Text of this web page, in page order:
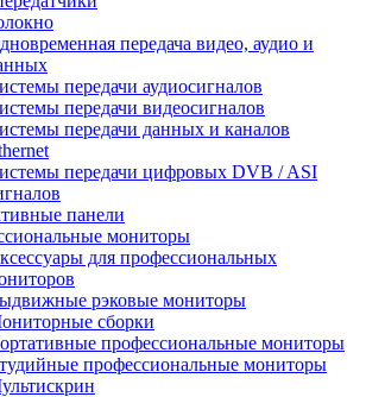
передача видео, аудио и
передачи аудиосигналов
передачи видеосигналов
передачи данных и каналов
передачи цифровых DVB / ASI
панели
мониторы
для профессиональных
рэковые мониторы
сборки
профессиональные мониторы
профессиональные мониторы